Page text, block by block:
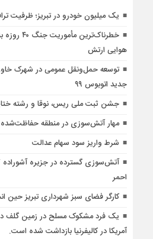
یک میلیون خودرو در تبریز؛ ظرفیت ترافیکی معابر
هوایی ارتش
توسعه حمل‌ونقل عمومی در شهرک
جدید اتوبوس ۹۹
جشن ثبت ملی ریس، نوقا و رشته
مهار آتش‌سوزی در منطقه حفاظت‌شده
شرط واریز سود سهام عدالت
آتش‌سوزی گسترده در جزیره آشوراده /
احمر
کارگر فضای سبز شهرداری تبریز حین
یک فرد مشکوک مسلح در زمین گلف
آمریکا در کالیفرنیا بازداشت شده است.